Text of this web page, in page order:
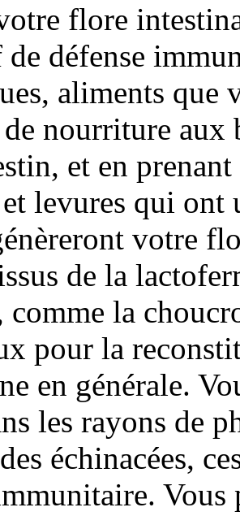
flore
défense
aliments que
nourriture aux
et en
levures qui
votre
de la
comme la
pour la
en générale.
les rayons de
échinacées,